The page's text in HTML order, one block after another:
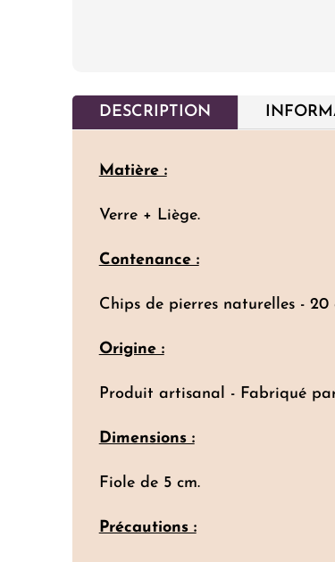
DESCRIPTION
Matière :
Verre + Liège.
Contenance :
Chips de pierres naturelles - 20
Origine :
Produit artisanal - Fabriqué par
Dimensions :
Fiole de 5 cm.
Précautions :